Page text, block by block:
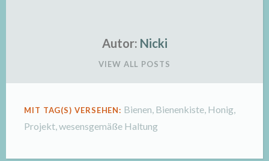
Autor: Nicki
VIEW ALL POSTS
MIT TAG(S) VERSEHEN: Bienen, Bienenkiste, Honig,
Projekt,wesensgemäße Haltung